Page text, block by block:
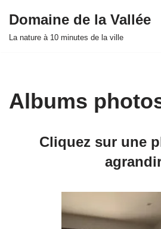
Aller
Domaine de la Vallée
La nature à 10 minutes de la ville
Albums
Cliquez sur une